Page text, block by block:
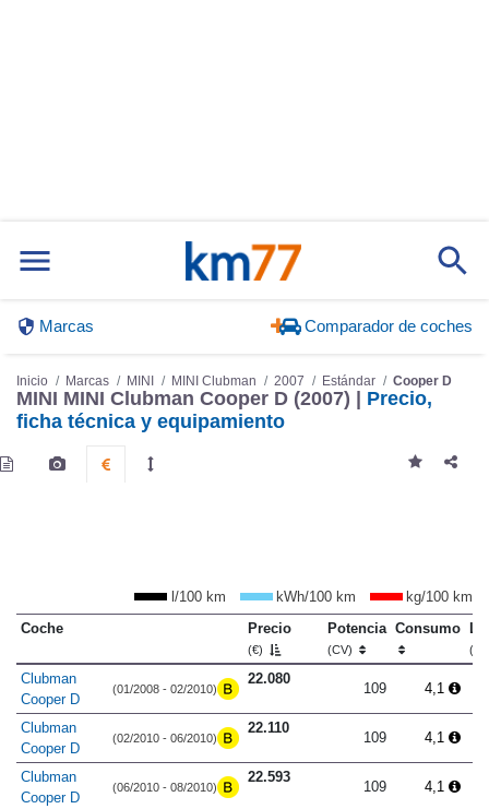
Marcas Comparador de coches
Inicio Marcas MINI MINI Clubman 2007 Estándar Cooper D
MINI MINI Clubman Cooper D (2007) | Precio,
ficha técnica y equipamiento
l/100 km kWh/100 km
kg/100 km
Coche
Precio
(€)
Potencia
(CV)
Consumo
Clubman
Cooper D
(01/2008 - 02/2010)
22.080
109 4,1
Clubman
Cooper D
(02/2010 - 06/2010)
22.110
109 4,1
Clubman
Cooper D
(06/2010 - 08/2010)
22.593
109 4,1